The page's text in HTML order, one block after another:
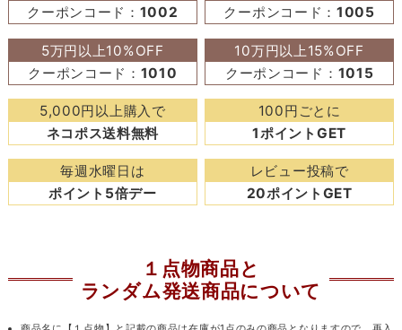
クーポンコード： 1002
クーポンコード：1005
5万円以上10%OFF
クーポンコード： 1010
10万円以上15%OFF
クーポンコード： 1015
5,000円以上購入で
ネコポス送料無料
100円ごとに
1ポイントGET
毎週水曜日は
ポイント5倍デー
レビュー投稿で
20ポイントGET
１点物商品と
ランダム発送商品について